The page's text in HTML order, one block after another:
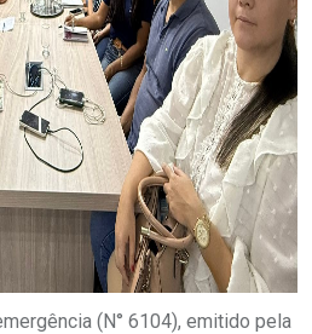
(N° 6104), emitido pela